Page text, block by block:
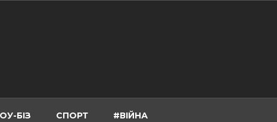
БІЗ СПОРТ #ВІЙНА